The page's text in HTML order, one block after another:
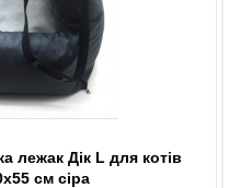
лежак Дік L для котів
см сіра